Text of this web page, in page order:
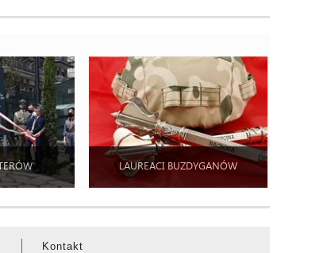
LAUREACI BUZDYGANÓW
Kontakt